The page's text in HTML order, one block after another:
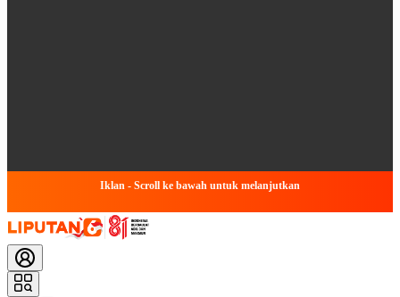
Iklan - Scroll ke bawah untuk melanjutkan